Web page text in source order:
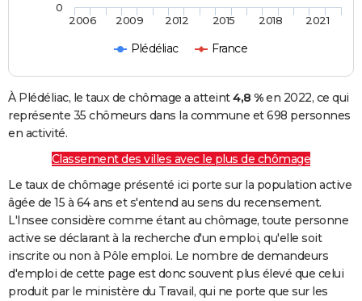
Plédéliac France
2006 2009 2012 2015 2018 2021
0
À Plédéliac, le taux de chômage a atteint4,8 %en 2022, ce qui
représente 35 chômeurs dans la commune et 698 personnes
en activité.
Classement des villes avec le plus de chômage
Le taux de chômage présenté ici porte sur la population active
âgée de 15 à 64 ans et s'entend au sens du recensement.
L'Insee considère comme étant au chômage, toute personne
active se déclarant à la recherche d'un emploi, qu'elle soit
inscrite ou non à Pôle emploi. Le nombre de demandeurs
d'emploi de cette page est donc souvent plus élevé que celui
produit par le ministère du Travail, qui ne porte que sur les